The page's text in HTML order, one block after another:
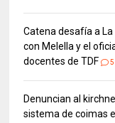
Catena desafía a
con Melella y el
docentes de TDF
5
Denuncian al
sistema de coimas